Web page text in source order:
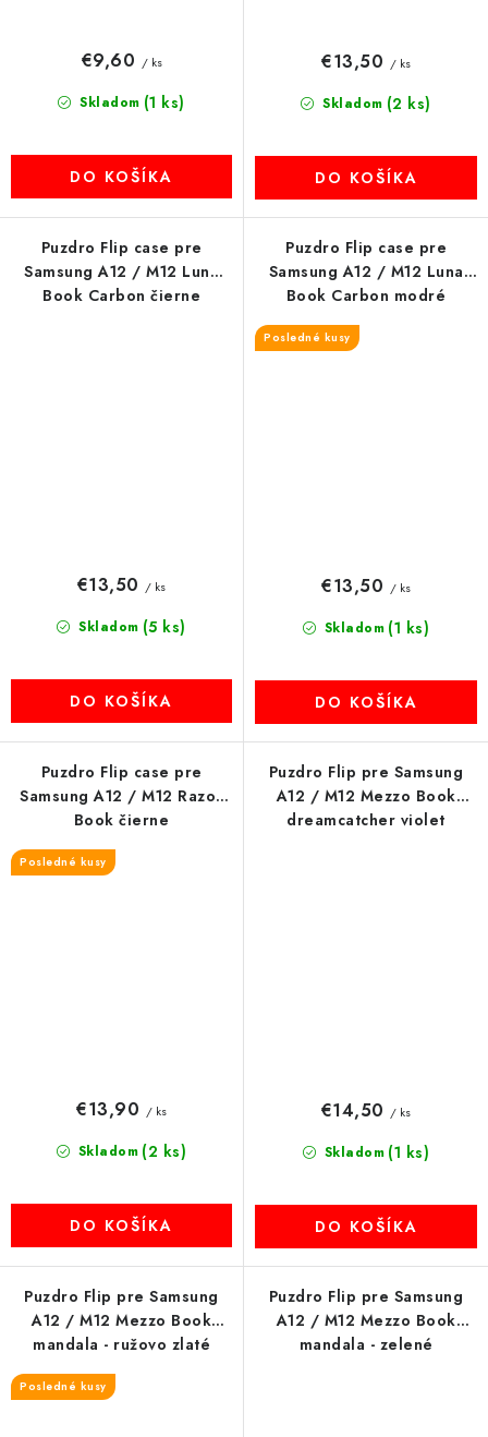
Skladom (1 ks)
€9,60 / ks
DO KOŠÍKA
Skladom (2 ks)
€13,50 / ks
DO KOŠÍKA
Puzdro Flip case pre
Samsung A12 / M12 Luna
Book Carbon čierne
Skladom (5 ks)
€13,50 / ks
DO KOŠÍKA
Puzdro Flip case pre
Samsung A12 / M12 Luna
Book Carbon modré
Posledné kusy
Skladom (1 ks)
€13,50 / ks
DO KOŠÍKA
Puzdro Flip case pre
Samsung A12 / M12 Razor
Book čierne
Posledné kusy
Skladom (2 ks)
€13,90 / ks
DO KOŠÍKA
Puzdro Flip pre Samsung
A12 / M12 Mezzo Book
dreamcatcher violet
Skladom (1 ks)
€14,50 / ks
DO KOŠÍKA
Puzdro Flip pre Samsung
A12 / M12 Mezzo Book
mandala - ružovo zlaté
Posledné kusy
Puzdro Flip pre Samsung
A12 / M12 Mezzo Book
mandala - zelené